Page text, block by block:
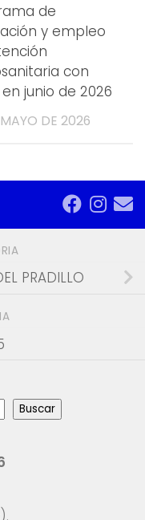
de
y empleo
con
junio de 2026
DE 2026
PRADILLO
Buscar